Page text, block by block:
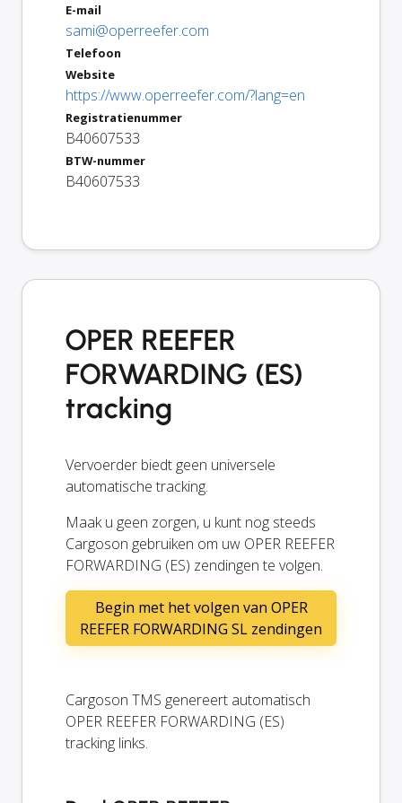
E-mail
sami@operreefer.com
Telefoon
Website
https://www.operreefer.com/?lang=en
Registratienummer
B40607533
BTW-nummer
B40607533
OPER REEFER
FORWARDING (ES)
tracking
Vervoerder biedt geen universele
automatische tracking.
Maak u geen zorgen, u kunt nog steeds
Cargoson gebruiken om uw OPER REEFER
FORWARDING (ES) zendingen te volgen.
Begin met het volgen van OPER
REEFER FORWARDING SL zendingen
Cargoson TMS genereert automatisch
OPER REEFER FORWARDING (ES)
tracking links.